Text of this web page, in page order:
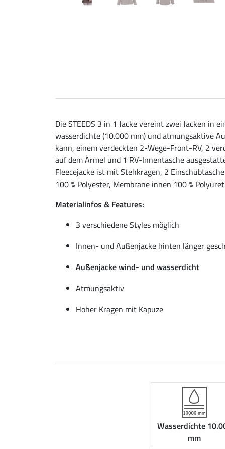
Die STEEDS 3 in 1 Jacke vereint zwei Jacken in
wasserdichte (10.000 mm) und atmungsaktive
kann, einem verdeckten 2-Wege-Front-RV, 2
auf dem Ärmel und 1 RV-Innentasche
Fleecejacke ist mit Stehkragen, 2
100 % Polyester, Membrane innen 100 %
Materialinfos & Features:
3 verschiedene Styles möglich
Innen- und Außenjacke hinten länger
Außenjacke wind- und wasserdicht
Atmungsaktiv
Hoher Kragen mit Kapuze
Wasserdichte
mm